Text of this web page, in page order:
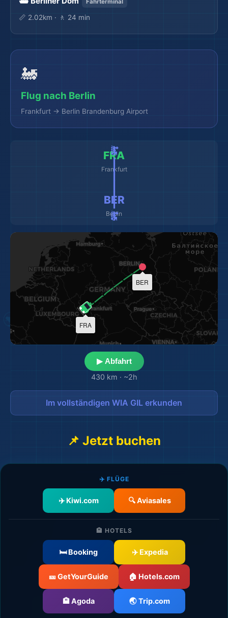
🗺️
🌍
Fährterminal
📏 2.02km · 🚶 24 min
🚂
Flug nach Berlin
Frankfurt → Berlin Brandenburg Airport
FRA
Frankfurt
🚂 ━━━━━━━━━ 🚂
BER
Berlin
FRA
BER
▶ Abfahrt
430 km · ~2h
Im vollständigen WIA GIL erkunden
📌 Jetzt buchen
✈️ FLÜGE
✈️ Kiwi.com 🔍 Aviasales
🏨 HOTELS
🛏️ Booking ✈️ Expedia
🎫 GetYourGuide 🏠 Hotels.com
🏨 Agoda 🌏 Trip.com